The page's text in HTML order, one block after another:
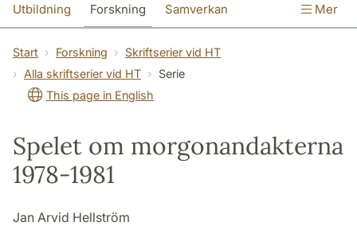
Utbildning Forskning Samverkan Mer
Start Forskning
Skriftserier vid HT
Alla skriftserier vid HT
Serie
This page in English
Spelet om morgonandakterna
1978-1981
Jan Arvid Hellström